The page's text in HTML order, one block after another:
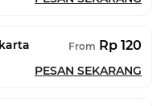
From Rp 120
PESAN SEKARANG